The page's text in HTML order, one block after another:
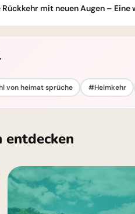
von heimat sprüche #Heimkehr
entdecken